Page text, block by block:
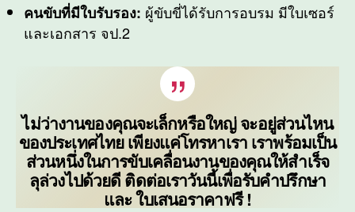
คนขับที่มีใบรับรอง: ผู้ขับขี่ได้รับการอบรม มีใบเซอร์
และเอกสาร จป.2
ไม่ว่างานของคุณจะเล็กหรือใหญ่ จะอยู่ส่วนไหน
ของประเทศไทย เพียงแค่โทรหาเรา เราพร้อมเป็น
ส่วนหนึ่งในการขับเคลื่อนงานของคุณให้สำเร็จ
ลุล่วงไปด้วยดี ติดต่อเราวันนี้เพื่อรับคำปรึกษา
และ ใบเสนอราคาฟรี !